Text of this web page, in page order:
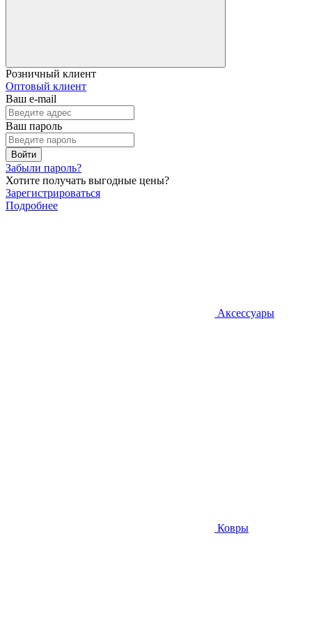
Розничный клиент
Оптовый клиент
Ваш e-mail
Ваш пароль
Войти
Забыли пароль?
Хотите получать выгодные цены?
Зарегистрироваться
Подробнее
Аксессуары
Ковры